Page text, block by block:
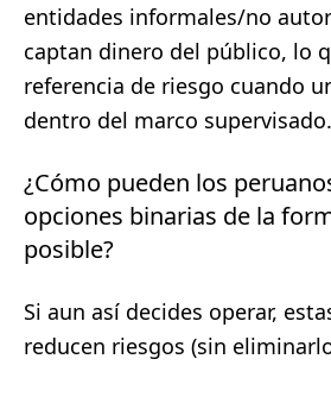
entidades informales/no
captan dinero del público, lo
referencia de riesgo cuando
dentro del marco supervisado.
¿Cómo pueden los
opciones binarias de la
posible?
Si aun así decides operar,
reducen riesgos (sin